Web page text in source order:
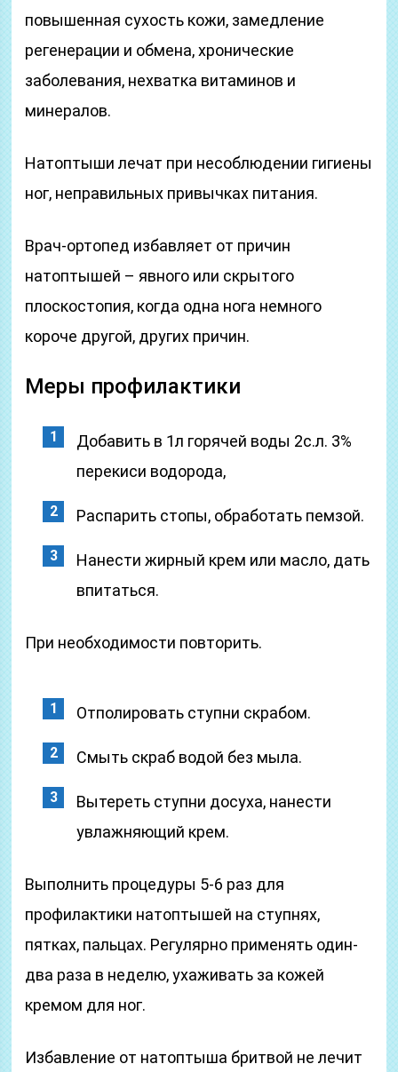
повышенная сухость кожи, замедление
регенерации и обмена, хронические
заболевания, нехватка витаминов и
минералов.
Натоптыши лечат при несоблюдении гигиены
ног, неправильных привычках питания.
Врач-ортопед избавляет от причин
натоптышей – явного или скрытого
плоскостопия, когда одна нога немного
короче другой, других причин.
Меры профилактики
Добавить в 1л горячей воды 2с.л. 3%
перекиси водорода,
Распарить стопы, обработать пемзой.
Нанести жирный крем или масло, дать
впитаться.
При необходимости повторить.
Отполировать ступни скрабом.
Смыть скраб водой без мыла.
Вытереть ступни досуха, нанести
увлажняющий крем.
Выполнить процедуры 5-6 раз для
профилактики натоптышей на ступнях,
пятках, пальцах. Регулярно применять один-
два раза в неделю, ухаживать за кожей
кремом для ног.
Избавление от натоптыша бритвой не лечит